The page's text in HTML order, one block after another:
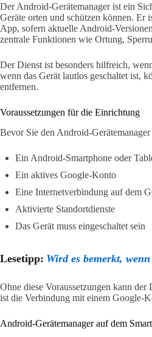
Der Android-Gerätemanager ist ein
Geräte orten und schützen können. Er
App, sofern aktuelle Android-
zentrale Funktionen wie Ortung,
Der Dienst ist besonders hilfreich,
wenn das Gerät lautlos geschaltet ist,
entfernen.
Voraussetzungen für die Einrichtung
Bevor Sie den Android-
Ein Android-Smartphone oder
Ein aktives Google-Konto
Eine Internetverbindung auf dem
Aktivierte Standortdienste
Das Gerät muss eingeschaltet sein
Lesetipp: Wird es bemerkt,
Ohne diese Voraussetzungen kann
ist die Verbindung mit einem Google-
Android-Gerätemanager auf dem